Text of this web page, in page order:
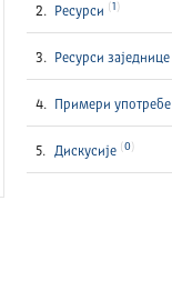
Ресурси 1
Ресурси заједнице
Примери употребе
Дискусије 0